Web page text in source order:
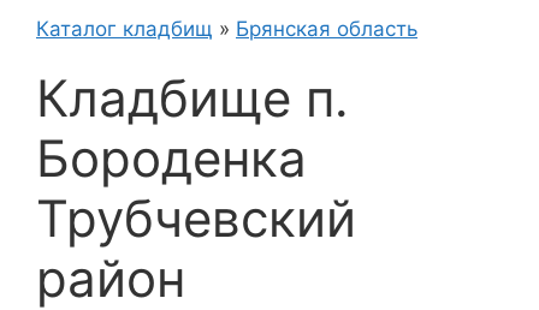
Каталог кладбищ » Брянская область
Кладбище п.
Бороденка
Трубчевский
район